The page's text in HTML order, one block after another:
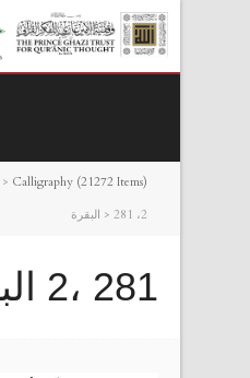
> Calligraphy (21272 Items)
> 281 ،2 البقرة
281 ،2 البقرة